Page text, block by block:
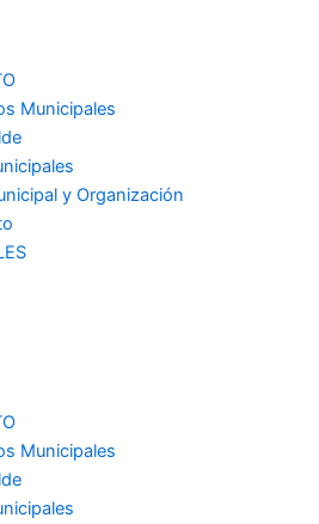
Municipales
y Organización
Municipales